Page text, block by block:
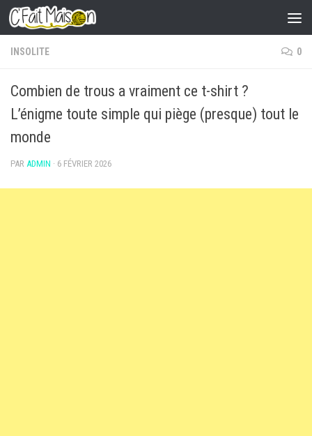
Skip to content
INSOLITE 0
Combien de trous a vraiment ce t-shirt ?
L’énigme toute simple qui piège (presque) tout le
monde
PAR ADMIN · 6 FÉVRIER 2026